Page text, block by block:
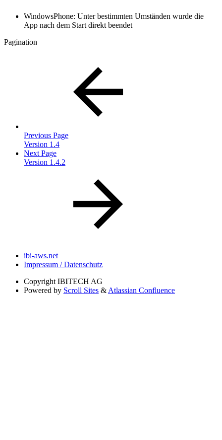
WindowsPhone: Unter bestimmten Umständen wurde die
App nach dem Start direkt beendet
Pagination
Previous Page
Version 1.4
Next Page
Version 1.4.2
ibi-aws.net
Impressum / Datenschutz
Copyright IBITECH AG
Powered by Scroll Sites & Atlassian Confluence